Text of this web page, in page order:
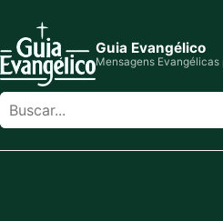
Guia Evangélico
Mensagens
Buscar
no
site